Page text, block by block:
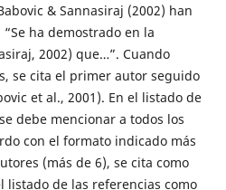
& Sannasiraj (2002) han
ha demostrado en la
2002) que…”. Cuando
se cita el primer autor seguido
et al., 2001). En el listado de
debe mencionar a todos los
con el formato indicado más
(más de 6), se cita como
listado de las referencias como